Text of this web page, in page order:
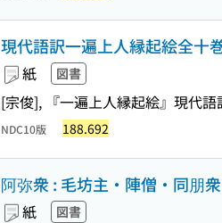
現代語訳一遍上人縁起絵全十
紙 図書
[宗俊], 『一遍上人縁起絵』現代語
NDC10版 188.692
阿弥衆 : 毛坊主・陣僧・同朋
紙 図書